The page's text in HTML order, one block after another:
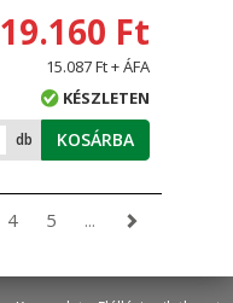
19.160 Ft
15.087 Ft + ÁFA
KÉSZLETEN
db KOSÁRBA
4 5 ...